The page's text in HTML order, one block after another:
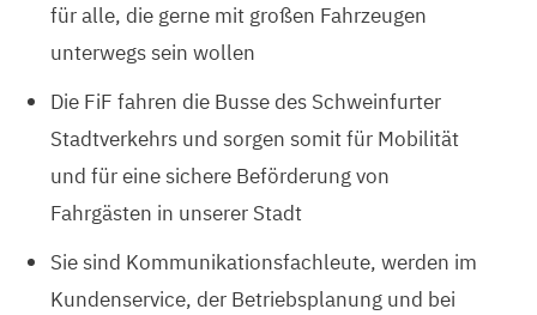
für alle, die gerne mit großen Fahrzeugen
unterwegs sein wollen
Die FiF fahren die Busse des Schweinfurter
Stadtverkehrs und sorgen somit für Mobilität
und für eine sichere Beförderung von
Fahrgästen in unserer Stadt
Sie sind Kommunikationsfachleute, werden im
Kundenservice, der Betriebsplanung und bei